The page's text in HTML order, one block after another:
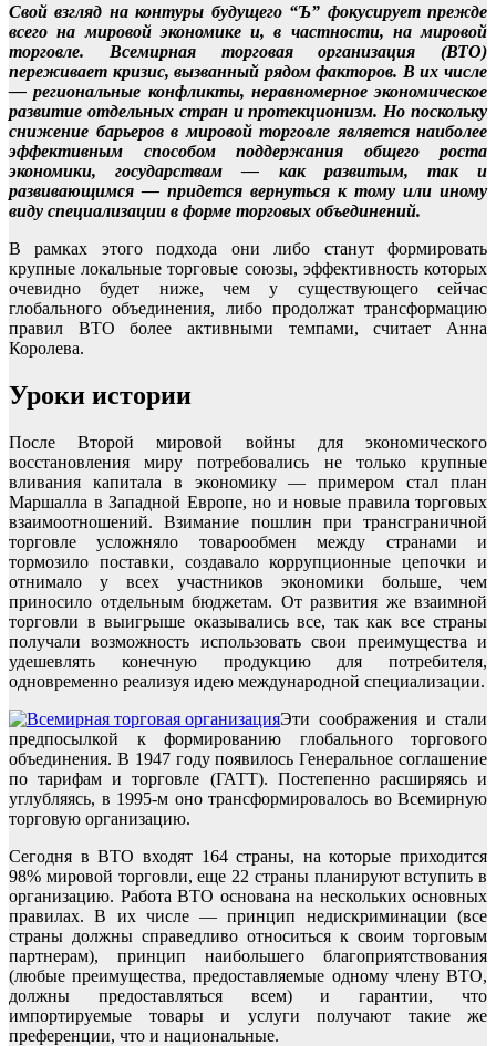
Свой взгляд на контуры будущего “Ъ” фокусирует прежде
всего на мировой экономике и, в частности, на мировой
торговле. Всемирная торговая организация (ВТО)
переживает кризис, вызванный рядом факторов. В их числе
— региональные конфликты, неравномерное экономическое
развитие отдельных стран и протекционизм. Но поскольку
снижение барьеров в мировой торговле является наиболее
эффективным способом поддержания общего роста
экономики, государствам — как развитым, так и
развивающимся — придется вернуться к тому или иному
виду специализации в форме торговых объединений.
В рамках этого подхода они либо станут формировать
крупные локальные торговые союзы, эффективность которых
очевидно будет ниже, чем у существующего сейчас
глобального объединения, либо продолжат трансформацию
правил ВТО более активными темпами, считает Анна
Королева.
Уроки истории
После Второй мировой войны для экономического
восстановления миру потребовались не только крупные
вливания капитала в экономику — примером стал план
Маршалла в Западной Европе, но и новые правила торговых
взаимоотношений. Взимание пошлин при трансграничной
торговле усложняло товарообмен между странами и
тормозило поставки, создавало коррупционные цепочки и
отнимало у всех участников экономики больше, чем
приносило отдельным бюджетам. От развития же взаимной
торговли в выигрыше оказывались все, так как все страны
получали возможность использовать свои преимущества и
удешевлять конечную продукцию для потребителя,
одновременно реализуя идею международной специализации.
Эти соображения и стали
предпосылкой к формированию глобального торгового
объединения. В 1947 году появилось Генеральное соглашение
по тарифам и торговле (ГАТТ). Постепенно расширяясь и
углубляясь, в 1995-м оно трансформировалось во Всемирную
торговую организацию.
Сегодня в ВТО входят 164 страны, на которые приходится
98% мировой торговли, еще 22 страны планируют вступить в
организацию. Работа ВТО основана на нескольких основных
правилах. В их числе — принцип недискриминации (все
страны должны справедливо относиться к своим торговым
партнерам), принцип наибольшего благоприятствования
(любые преимущества, предоставляемые одному члену ВТО,
должны предоставляться всем) и гарантии, что
импортируемые товары и услуги получают такие же
преференции, что и национальные.